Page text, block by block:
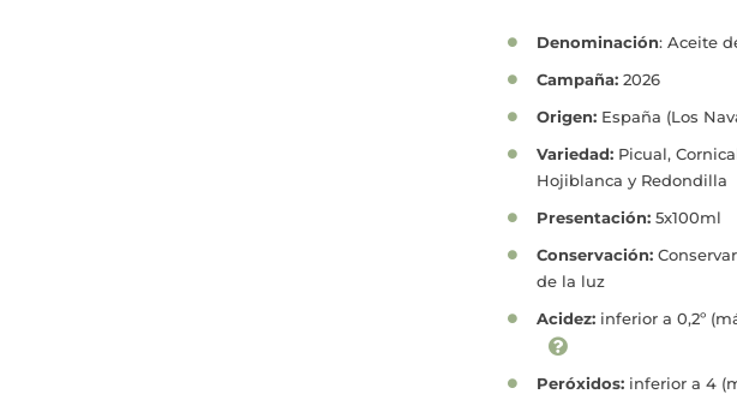
Denominación: Aceite
Campaña: 2026
Origen: España (Los
Variedad: Picual,
Hojiblanca y Redondilla
Presentación: 5x100ml
Conservación:
de la luz
Acidez: inferior a 0,2º
Peróxidos: inferior a 4